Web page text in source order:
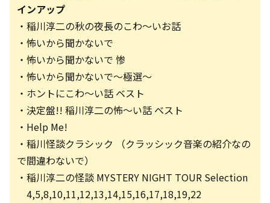
インアップ
・稲川淳二の秋の夜長のこわ～いお話
・怖いから聞かないで
・怖いから聞かないで 惨
・怖いから聞かないで～極選～
・ホントにこわ～い話 ベスト
・決定盤!! 稲川淳二の怖～い話 ベスト
・Help Me!
・稲川怪談クラシック （クラッシック音楽の紹介なの
で間違わないで）
・稲川淳二の怪談 MYSTERY NIGHT TOUR Selection
4,5,8,10,11,12,13,14,15,16,17,18,19,22